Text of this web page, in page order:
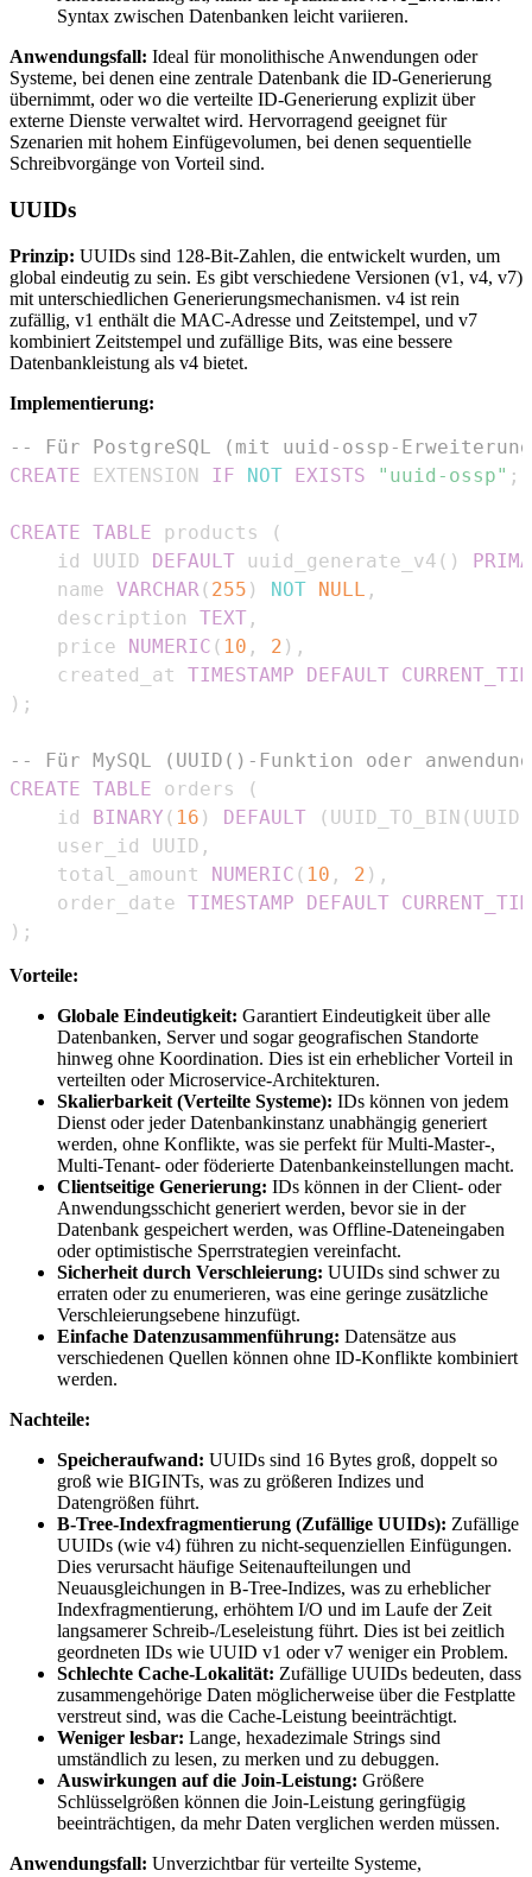
Syntax zwischen Datenbanken leicht variieren.
Anwendungsfall: Ideal für monolithische Anwendungen oder
Systeme, bei denen eine zentrale Datenbank die ID-Generierung
übernimmt, oder wo die verteilte ID-Generierung explizit über
externe Dienste verwaltet wird. Hervorragend geeignet für
Szenarien mit hohem Einfügevolumen, bei denen sequentielle
Schreibvorgänge von Vorteil sind.
UUIDs
Prinzip: UUIDs sind 128-Bit-Zahlen, die entwickelt wurden, um
global eindeutig zu sein. Es gibt verschiedene Versionen (v1, v4, v7)
mit unterschiedlichen Generierungsmechanismen. v4 ist rein
zufällig, v1 enthält die MAC-Adresse und Zeitstempel, und v7
kombiniert Zeitstempel und zufällige Bits, was eine bessere
Datenbankleistung als v4 bietet.
Implementierung:
-- Für PostgreSQL (mit uuid-ossp-
CREATE EXTENSION IF NOT EXISTS "uuid-ossp" ;
CREATE TABLE products
(
    id UUID
DEFAULT uuid_generate_v4 ( )
    name
VARCHAR ( 255 ) NOT NULL ,
    description
TEXT ,
    price
NUMERIC ( 10 , 2 ) ,
    created_at
TIMESTAMP DEFAULT
) ;
-- Für MySQL (UUID()-Funktion oder
CREATE TABLE orders
(
    id
BINARY ( 16 ) DEFAULT ( UUID_TO_BIN ( UUID
    user_id UUID
,
    total_amount
NUMERIC ( 10 , 2 ) ,
    order_date
TIMESTAMP DEFAULT
) ;
Vorteile:
Globale Eindeutigkeit: Garantiert Eindeutigkeit über alle
Datenbanken, Server und sogar geografischen Standorte
hinweg ohne Koordination. Dies ist ein erheblicher Vorteil in
verteilten oder Microservice-Architekturen.
Skalierbarkeit (Verteilte Systeme): IDs können von jedem
Dienst oder jeder Datenbankinstanz unabhängig generiert
werden, ohne Konflikte, was sie perfekt für Multi-Master-,
Multi-Tenant- oder föderierte Datenbankeinstellungen macht.
Clientseitige Generierung: IDs können in der Client- oder
Anwendungsschicht generiert werden, bevor sie in der
Datenbank gespeichert werden, was Offline-Dateneingaben
oder optimistische Sperrstrategien vereinfacht.
Sicherheit durch Verschleierung: UUIDs sind schwer zu
erraten oder zu enumerieren, was eine geringe zusätzliche
Verschleierungsebene hinzufügt.
Einfache Datenzusammenführung: Datensätze aus
verschiedenen Quellen können ohne ID-Konflikte kombiniert
werden.
Nachteile:
Speicheraufwand: UUIDs sind 16 Bytes groß, doppelt so
groß wie BIGINTs, was zu größeren Indizes und
Datengrößen führt.
B-Tree-Indexfragmentierung (Zufällige UUIDs): Zufällige
UUIDs (wie v4) führen zu nicht-sequenziellen Einfügungen.
Dies verursacht häufige Seitenaufteilungen und
Neuausgleichungen in B-Tree-Indizes, was zu erheblicher
Indexfragmentierung, erhöhtem I/O und im Laufe der Zeit
langsamerer Schreib-/Leseleistung führt. Dies ist bei zeitlich
geordneten IDs wie UUID v1 oder v7 weniger ein Problem.
Schlechte Cache-Lokalität: Zufällige UUIDs bedeuten, dass
zusammengehörige Daten möglicherweise über die Festplatte
verstreut sind, was die Cache-Leistung beeinträchtigt.
Weniger lesbar: Lange, hexadezimale Strings sind
umständlich zu lesen, zu merken und zu debuggen.
Auswirkungen auf die Join-Leistung: Größere
Schlüsselgrößen können die Join-Leistung geringfügig
beeinträchtigen, da mehr Daten verglichen werden müssen.
Anwendungsfall: Unverzichtbar für verteilte Systeme,